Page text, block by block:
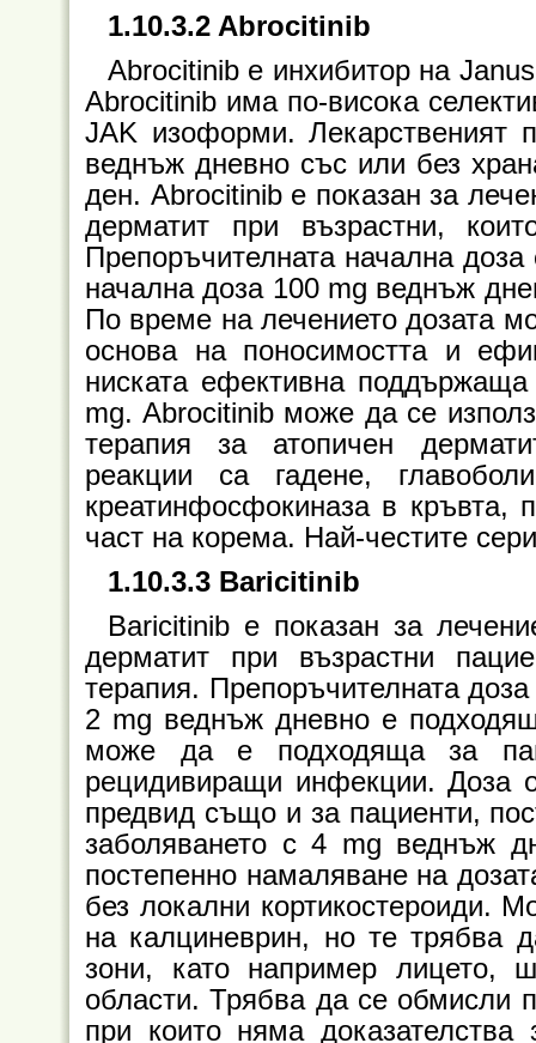
1.10.3.2 Abrocitinib
Abrocitinib е инхибитор на
Abrocitinib има по-висока
JAK изоформи. Лекарственият
веднъж дневно със или без
ден. Abrocitinib е показан за
дерматит при възрастни,
Препоръчителната начална
начална доза 100 mg веднъж
По време на лечението дозата
основа на поносимостта и
ниската ефективна
mg. Abrocitinib може да се
терапия за атопичен
реакции са гадене,
креатинфосфокиназа в кръвта,
част на корема. Най-честите
1.10.3.3 Baricitinib
Baricitinib е показан за
дерматит при възрастни
терапия. Препоръчителната
2 mg веднъж дневно е
може да е подходяща за
рецидивиращи инфекции.
предвид също и за пациенти,
заболяването с 4 mg веднъж
постепенно намаляване на
без локални кортикостероиди.
на калциневрин, но те трябва
зони, като например лицето,
области. Трябва да се обмисли
при които няма